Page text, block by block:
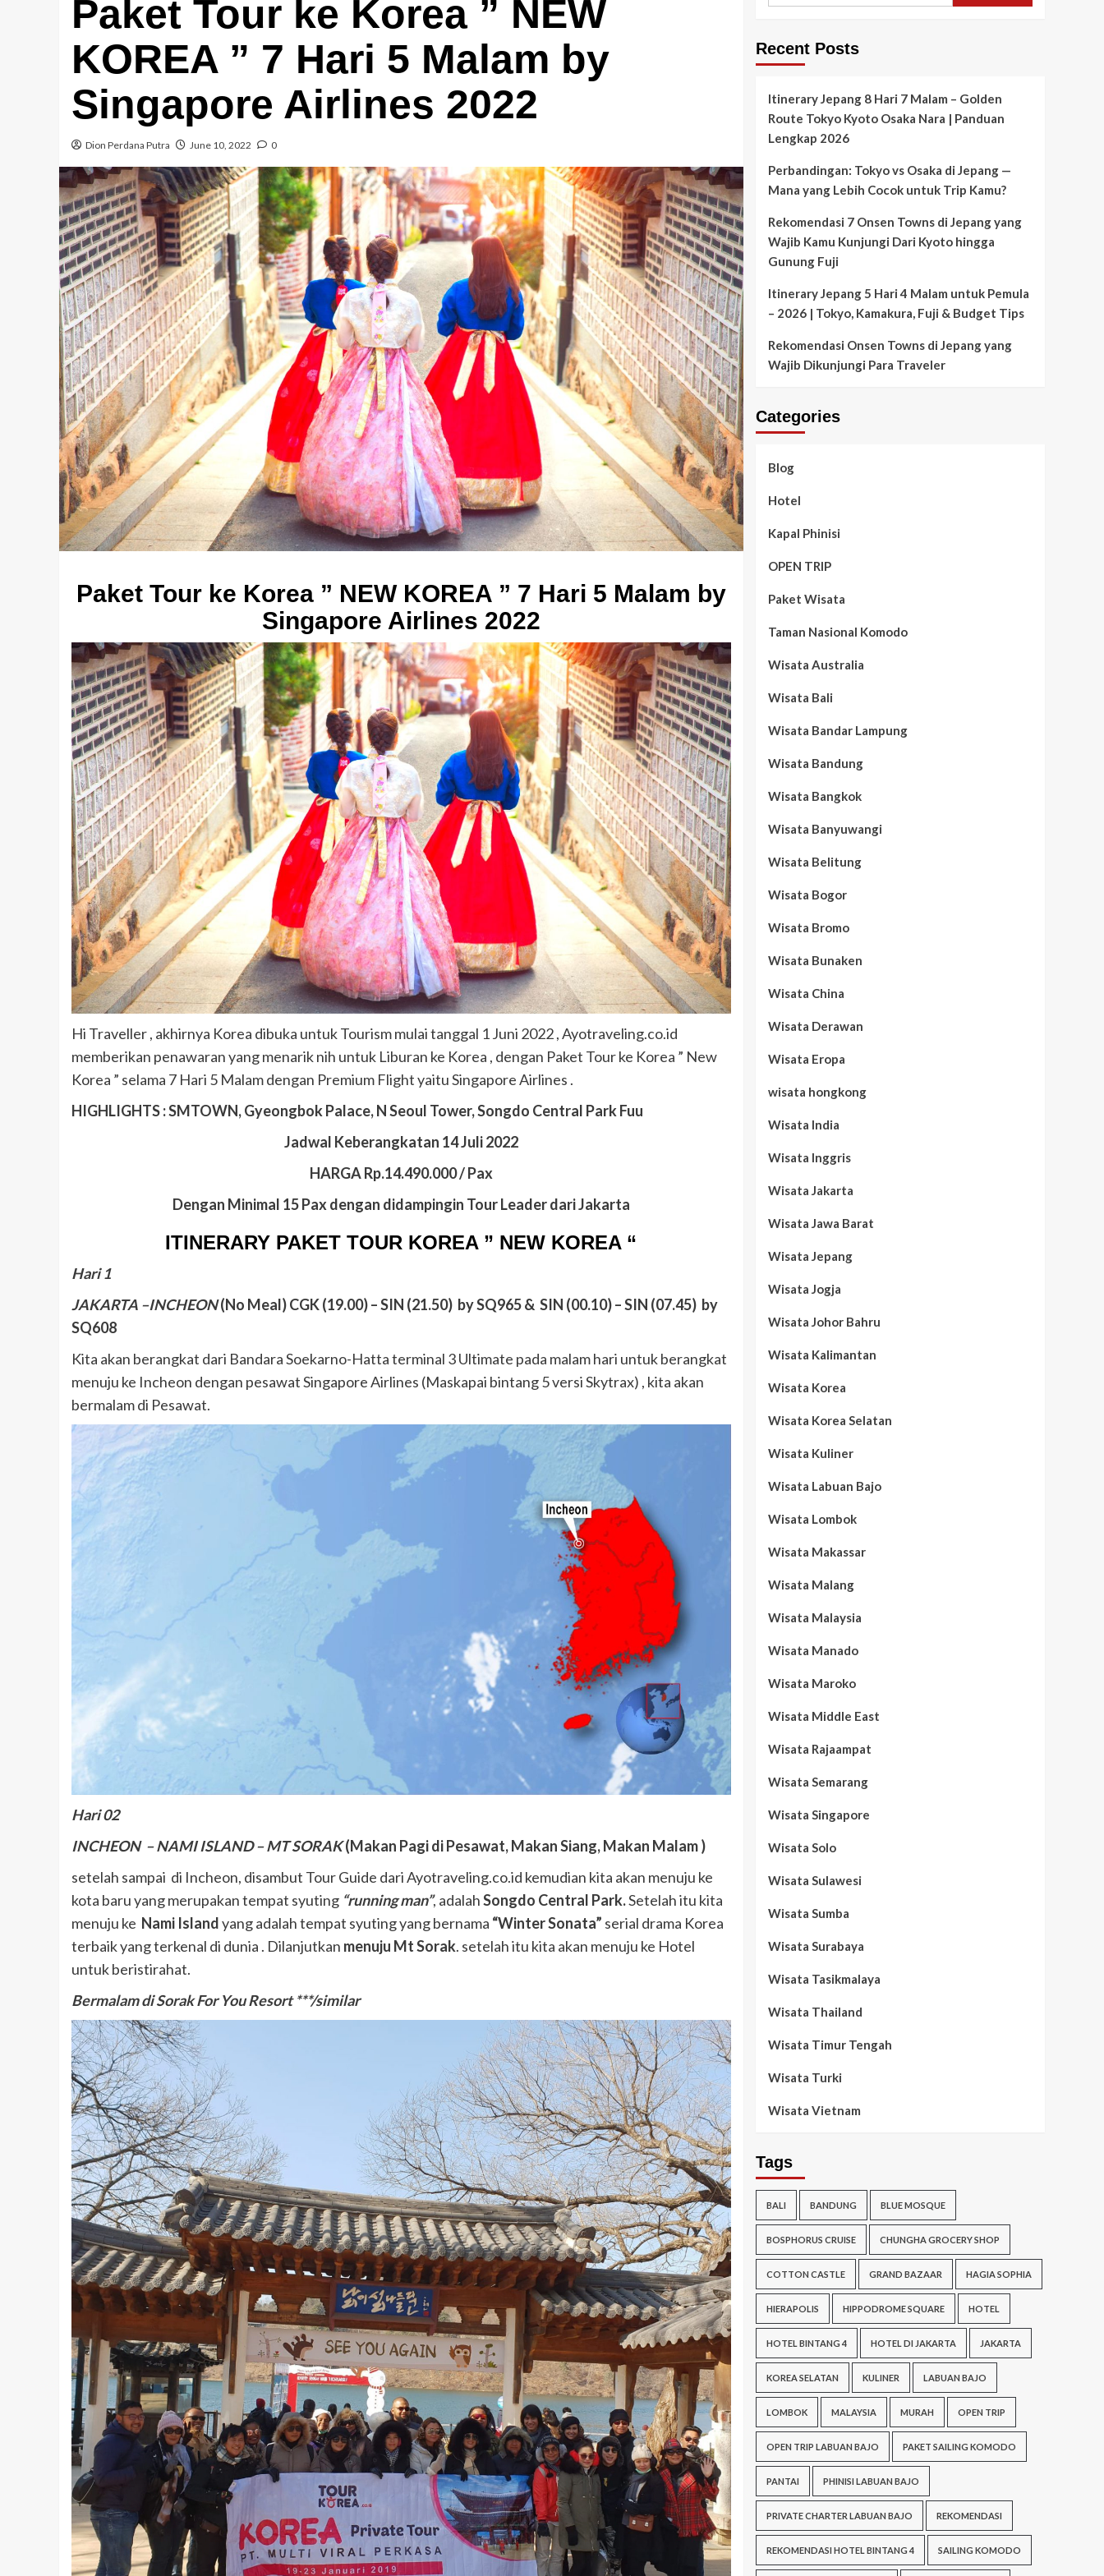
Paket Tour ke Korea ” NEW
KOREA ” 7 Hari 5 Malam by
Singapore Airlines 2022
Dion Perdana Putra June 10, 2022 0
Paket Tour ke Korea ” NEW KOREA ” 7 Hari 5 Malam by
Singapore Airlines 2022
Hi Traveller , akhirnya Korea dibuka untuk Tourism mulai tanggal 1 Juni 2022 , Ayotraveling.co.id
memberikan penawaran yang menarik nih untuk Liburan ke Korea , dengan Paket Tour ke Korea ” New
Korea ” selama 7 Hari 5 Malam dengan Premium Flight yaitu Singapore Airlines .
HIGHLIGHTS : SMTOWN, Gyeongbok Palace, N Seoul Tower, Songdo Central ParkFuu
Jadwal Keberangkatan 14 Juli 2022
HARGA Rp.14.490.000 / Pax
Dengan Minimal 15 Pax dengan didampingin Tour Leader dari Jakarta
ITINERARY PAKET TOUR KOREA ” NEW KOREA “
Hari 1
JAKARTA –INCHEON(No Meal)CGK (19.00) – SIN (21.50) by SQ965 & SIN (00.10) – SIN (07.45) by
SQ608
Kita akan berangkat dari Bandara Soekarno-Hatta terminal 3 Ultimate pada malam hari untuk berangkat
menuju ke Incheon dengan pesawat Singapore Airlines (Maskapai bintang 5 versi Skytrax) , kita akan
bermalam di Pesawat.
Hari 02
INCHEON – NAMI ISLAND – MT SORAK(Makan Pagi di Pesawat, Makan Siang, Makan Malam )
setelah sampai di Incheon, disambut Tour Guide dari Ayotraveling.co.id kemudian kita akan menuju ke
kota baru yang merupakan tempat syuting “running man”, adalahSongdo Central Park.Setelah itu kita
menuju ke Nami Islandyang adalah tempat syuting yang bernama “Winter Sonata” serial drama Korea
terbaik yang terkenal di dunia . Dilanjutkan menuju Mt Sorak. setelah itu kita akan menuju ke Hotel
untuk beristirahat.
Bermalam di Sorak For You Resort ***/similar
Recent Posts
Itinerary Jepang 8 Hari 7 Malam – Golden
Route Tokyo Kyoto Osaka Nara | Panduan
Lengkap 2026
Perbandingan: Tokyo vs Osaka di Jepang —
Mana yang Lebih Cocok untuk Trip Kamu?
Rekomendasi 7 Onsen Towns di Jepang yang
Wajib Kamu Kunjungi Dari Kyoto hingga
Gunung Fuji
Itinerary Jepang 5 Hari 4 Malam untuk Pemula
– 2026 | Tokyo, Kamakura, Fuji & Budget Tips
Rekomendasi Onsen Towns di Jepang yang
Wajib Dikunjungi Para Traveler
Categories
Blog
Hotel
Kapal Phinisi
OPEN TRIP
Paket Wisata
Taman Nasional Komodo
Wisata Australia
Wisata Bali
Wisata Bandar Lampung
Wisata Bandung
Wisata Bangkok
Wisata Banyuwangi
Wisata Belitung
Wisata Bogor
Wisata Bromo
Wisata Bunaken
Wisata China
Wisata Derawan
Wisata Eropa
wisata hongkong
Wisata India
Wisata Inggris
Wisata Jakarta
Wisata Jawa Barat
Wisata Jepang
Wisata Jogja
Wisata Johor Bahru
Wisata Kalimantan
Wisata Korea
Wisata Korea Selatan
Wisata Kuliner
Wisata Labuan Bajo
Wisata Lombok
Wisata Makassar
Wisata Malang
Wisata Malaysia
Wisata Manado
Wisata Maroko
Wisata Middle East
Wisata Rajaampat
Wisata Semarang
Wisata Singapore
Wisata Solo
Wisata Sulawesi
Wisata Sumba
Wisata Surabaya
Wisata Tasikmalaya
Wisata Thailand
Wisata Timur Tengah
Wisata Turki
Wisata Vietnam
Tags
BALI BANDUNG BLUE MOSQUE
BOSPHORUS CRUISE CHUNGHA GROCERY SHOP
COTTON CASTLE GRAND BAZAAR HAGIA SOPHIA
HIERAPOLIS HIPPODROME SQUARE HOTEL
HOTEL BINTANG 4 HOTEL DI JAKARTA JAKARTA
KOREA SELATAN KULINER LABUAN BAJO
LOMBOK MALAYSIA MURAH OPEN TRIP
OPEN TRIP LABUAN BAJO PAKET SAILING KOMODO
PANTAI PHINISI LABUAN BAJO
PRIVATE CHARTER LABUAN BAJO REKOMENDASI
REKOMENDASI HOTEL BINTANG 4 SAILING KOMODO